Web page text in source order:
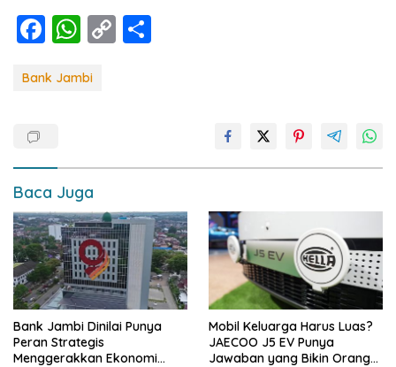
F
e
o
k
W
at
p
p
C
n
Bank Jambi
Baca Juga
Bank Jambi Dinilai Punya
Peran Strategis
Menggerakkan Ekonomi
Mobil Keluarga Harus Luas?
JAECOO J5 EV Punya
Jawaban yang Bikin Orang